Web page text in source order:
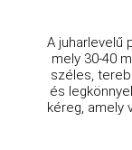
A juharlevelű
mely 30-40
széles,
és
kéreg, amely